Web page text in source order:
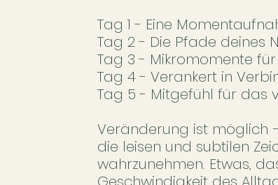
Tag 1 - Eine
Tag 2 - Die Pfade deines
Tag 3 - Mikromomente
Tag 4 - Verankert in
Tag 5 - Mitgefühl für das
Veränderung ist möglich
die leisen und subtilen
wahrzunehmen. Etwas,